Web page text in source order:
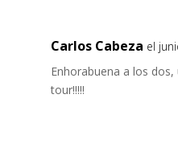
Carlos Cabeza el
Enhorabuena a los
tour!!!!!